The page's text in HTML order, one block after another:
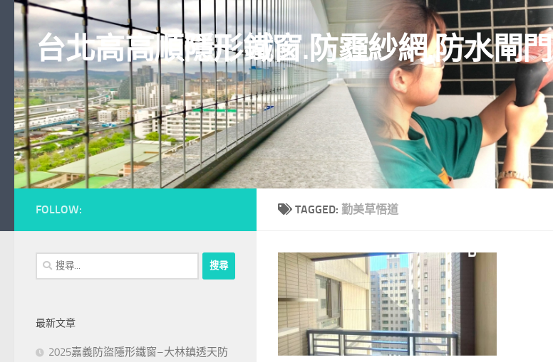
Skip to content
台北高高順隱形鐵窗.防霾紗網.防水閘門
TAGGED: 勤美草悟道
FOLLOW:
搜
尋
字:
最新文章
2025嘉義防盜隱形鐵窗–大林鎮透天防